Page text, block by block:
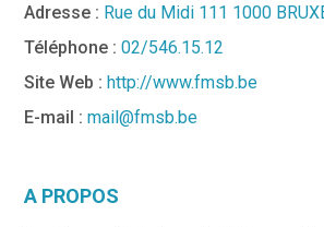
Adresse : Rue du Midi 111 1000
Téléphone :02/546.15.12
Site Web : http://www.fmsb.be
E-mail : mail@fmsb.be
A PROPOS